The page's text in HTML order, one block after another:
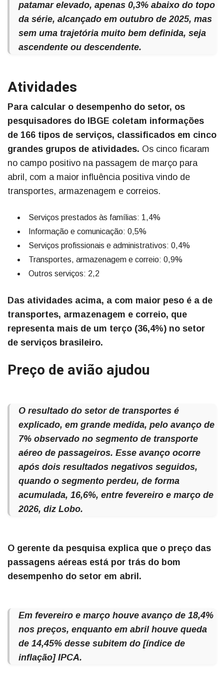
patamar elevado, apenas 0,3% abaixo do topo
da série, alcançado em outubro de 2025, mas
sem uma trajetória muito bem definida, seja
ascendente ou descendente.
Atividades
Para calcular o desempenho do setor, os
pesquisadores do IBGE coletam informações
de 166 tipos de serviços, classificados em cinco
grandes grupos de atividades. Os cinco ficaram
no campo positivo na passagem de março para
abril, com a maior influência positiva vindo de
transportes, armazenagem e correios.
Serviços prestados às famílias: 1,4%
Informação e comunicação: 0,5%
Serviços profissionais e administrativos: 0,4%
Transportes, armazenagem e correio: 0,9%
Outros serviços: 2,2
Das atividades acima, a com maior peso é a de
transportes, armazenagem e correio, que
representa mais de um terço (36,4%) no setor
de serviços brasileiro.
Preço de avião ajudou
O resultado do setor de transportes é
explicado, em grande medida, pelo avanço de
7% observado no segmento de transporte
aéreo de passageiros. Esse avanço ocorre
após dois resultados negativos seguidos,
quando o segmento perdeu, de forma
acumulada, 16,6%, entre fevereiro e março de
2026, diz Lobo.
O gerente da pesquisa explica que o preço das
passagens aéreas está por trás do bom
desempenho do setor em abril.
Em fevereiro e março houve avanço de 18,4%
nos preços, enquanto em abril houve queda
de 14,45% desse subitem do [índice de
inflação] IPCA.